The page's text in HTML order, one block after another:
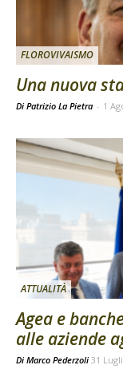
FLOROVIVAISMO
Una nuova
Di Patrizio La Pietra - 1
ATTUALITÀ
Agea e
alle aziende
Di Marco Pederzoli 31